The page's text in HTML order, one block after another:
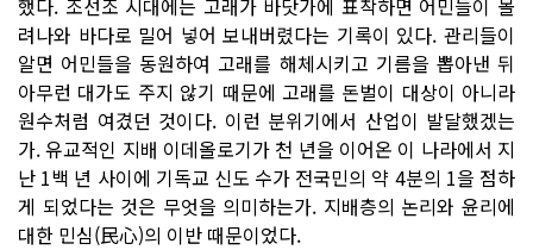
려나와 바다로 밀어 넣어 보내버렸다는 기록이 있다. 관리들이
알면 어민들을 동원하여 고래를 해체시키고 기름을 뽑아낸 뒤
아무런 대가도 주지 않기 때문에 고래를 돈벌이 대상이 아니라
원수처럼 여겼던 것이다. 이런 분위기에서 산업이 발달했겠는
가. 유교적인 지배 이데올로기가 천 년을 이어온 이 나라에서 지
난 1백 년 사이에 기독교 신도 수가 전국민의 약 4분의 1을 점하
게 되었다는 것은 무엇을 의미하는가. 지배층의 논리와 윤리에
대한 민심(民心)의 이반 때문이었다.